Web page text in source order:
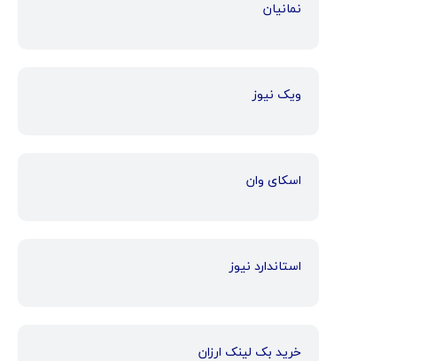
نمانیان
ویک نیوز
اسکای وان
استاندارد نیوز
خرید بک لینک ارزان